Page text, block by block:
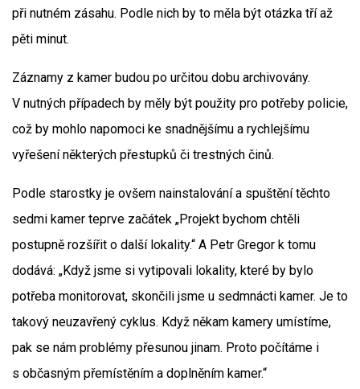
při nutném zásahu. Podle nich by to měla být otázka tří až
pěti minut.
Záznamy z kamer budou po určitou dobu archivovány.
V nutných případech by měly být použity pro potřeby policie,
což by mohlo napomoci ke snadnějšímu a rychlejšímu
vyřešení některých přestupků či trestných činů.
Podle starostky je ovšem nainstalování a spuštění těchto
sedmi kamer teprve začátek „Projekt bychom chtěli
postupně rozšířit o další lokality.“ A Petr Gregor k tomu
dodává: „Když jsme si vytipovali lokality, které by bylo
potřeba monitorovat, skončili jsme u sedmnácti kamer. Je to
takový neuzavřený cyklus. Když někam kamery umístíme,
pak se nám problémy přesunou jinam. Proto počítáme i
s občasným přemístěním a doplněním kamer.“